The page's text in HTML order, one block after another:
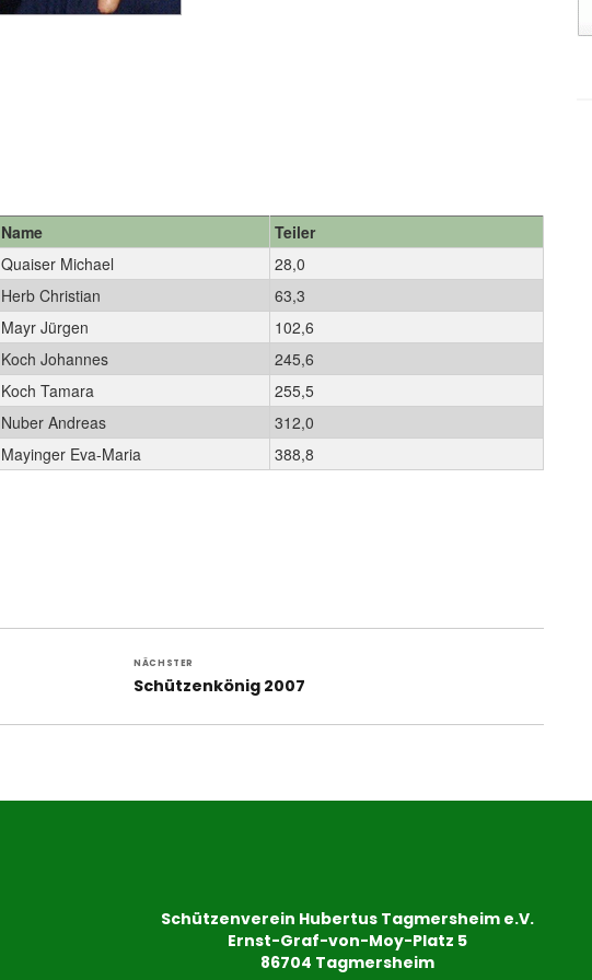
Name
Teiler
Quaiser Michael
28,0
Herb Christian
63,3
Mayr Jürgen
102,6
Koch Johannes
245,6
Koch Tamara
255,5
Nuber Andreas
312,0
Mayinger Eva-Maria 388,8
NÄCHSTER
Nächster
Schützenkönig 2007
Schützenverein Hubertus Tagmersheim e.V.
Ernst-Graf-von-Moy-Platz 5
86704 Tagmersheim